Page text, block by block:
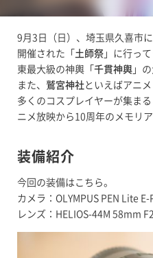
9月3日（日）、埼玉県久喜市
開催された「 土師祭 」に行っ
東最大級の神輿「 千貫神輿 」
また、 鷲宮神社といえばアニメ
多くのコスプレイヤーが集ま
ニメ放映から10周年のメモリ
装備紹介
​​​​​​今回の装備はこちら。
カメラ：OLYMPUS PEN Lite E-
レンズ：HELIOS-44M 58mm F2